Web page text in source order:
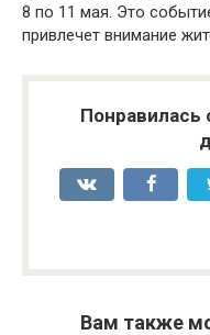
8 по 11 мая. Это
привлечет внимание
Понравилась
Вам также